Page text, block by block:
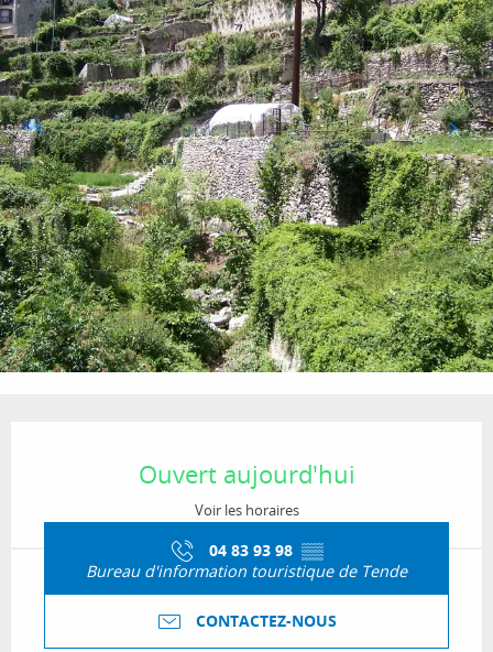
Ouvert aujourd'hui
Voir les horaires
04 83 93 98 ▒▒
Bureau d'information touristique de Tende
CONTACTEZ-NOUS